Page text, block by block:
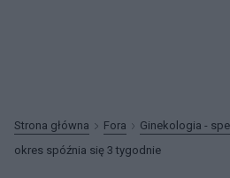
Strona główna Fora
Ginekologia -
okres spóźnia się 3 tygodnie